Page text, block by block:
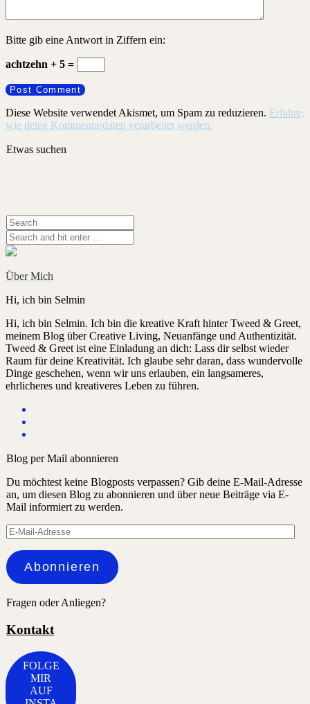
Bitte gib eine Antwort in Ziffern ein:
achtzehn + 5 =
Diese Website verwendet Akismet, um Spam zu reduzieren. Erfahre,
wie deine Kommentardaten verarbeitet werden.
Etwas suchen
Über Mich
Hi, ich bin Selmin
Hi, ich bin Selmin. Ich bin die kreative Kraft hinter Tweed & Greet,
meinem Blog über Creative Living, Neuanfänge und Authentizität.
Tweed & Greet ist eine Einladung an dich: Lass dir selbst wieder
Raum für deine Kreativität. Ich glaube sehr daran, dass wundervolle
Dinge geschehen, wenn wir uns erlauben, ein langsameres,
ehrlicheres und kreativeres Leben zu führen.
Blog per Mail abonnieren
Du möchtest keine Blogposts verpassen? Gib deine E-Mail-Adresse
an, um diesen Blog zu abonnieren und über neue Beiträge via E-
Mail informiert zu werden.
E-
Mail-
Adresse
Abonnieren
Fragen oder Anliegen?
Kontakt
FOLGE
MIR
AUF